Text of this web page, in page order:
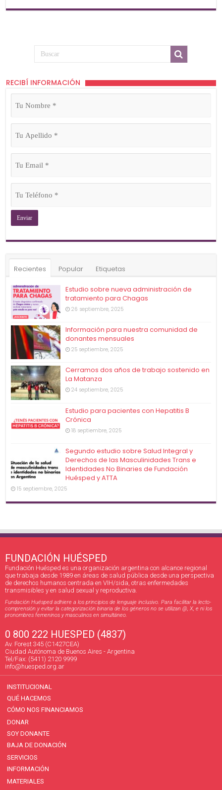
RECIBÍ INFORMACIÓN
Tu
Nombre
Tu
Apellido
Tu
Email
Tu
Teléfono
Recientes Popular Etiquetas
Estudio sobre nueva administración de
tratamiento para Chagas
26 septiembre, 2025
Información para nuestra comunidad de
donantes mensuales
25 septiembre, 2025
Cerramos dos años de trabajo sostenido en
La Matanza
24 septiembre, 2025
Estudio para pacientes con Hepatitis B
Crónica
18 septiembre, 2025
Segundo estudio sobre Salud Integral y
Derechos de las Masculinidades Trans e
Identidades No Binaries de Fundación
Huésped y ATTA
15 septiembre, 2025
FUNDACIÓN HUÉSPED
Fundación Huésped es una organización argentina con alcance regional
que trabaja desde 1989 en áreas de salud pública desde una perspectiva
de derechos humanos centrada en VIH/sida, otras enfermedades
transmisibles y en salud sexual y reproductiva.
Fundación Huésped adhiere a los principios de lenguaje inclusivo. Para facilitar la lecto-
comprensión y evitar la categorización binaria de los géneros no se utilizan @, X, e ni los
pronombres femeninos y masculinos en simultáneo.
0 800 222 HUESPED (4837)
Av. Forest 345 (C1427CEA)
Ciudad Autónoma de Buenos Aires - Argentina
Tel/Fax: (5411) 2120 9999
info@huesped.org.ar
INSTITUCIONAL
QUÉ HACEMOS
CÓMO NOS FINANCIAMOS
DONAR
SOY DONANTE
BAJA DE DONACIÓN
SERVICIOS
INFORMACIÓN
MATERIALES